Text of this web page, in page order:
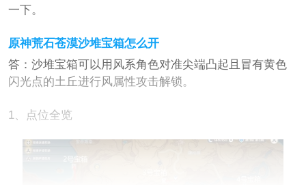
一下。
原神荒石苍漠沙堆宝箱怎么开
答：沙堆宝箱可以用风系角色对准尖端凸起且冒有黄色
闪光点的土丘进行风属性攻击解锁。
1、点位全览